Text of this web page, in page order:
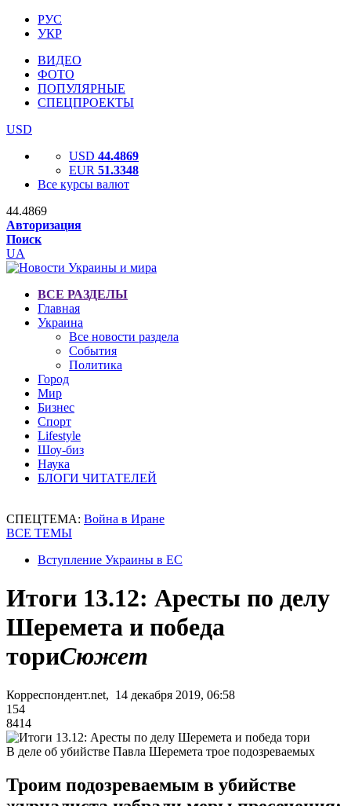
РУС
УКР
ВИДЕО
ФОТО
ПОПУЛЯРНЫЕ
СПЕЦПРОЕКТЫ
USD
USD 44.4869
EUR 51.3348
Все курсы валют
44.4869
Авторизация
Поиск
UA
ВСЕ РАЗДЕЛЫ
Главная
Украина
Все новости раздела
События
Политика
Город
Мир
Бизнес
Спорт
Lifestyle
Шоу-биз
Наука
БЛОГИ ЧИТАТЕЛЕЙ
СПЕЦТЕМА: Война в Иране
ВСЕ ТЕМЫ
Вступление Украины в ЕС
Итоги 13.12: Аресты по делу
Шеремета и победа
ториСюжет
Корреспондент.net, 14 декабря 2019, 06:58
154
8414
В деле об убийстве Павла Шеремета трое подозреваемых
Троим подозреваемым в убийстве